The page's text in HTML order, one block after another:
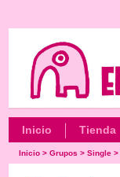
Inicio Tienda
Inicio> Grupos > Single>